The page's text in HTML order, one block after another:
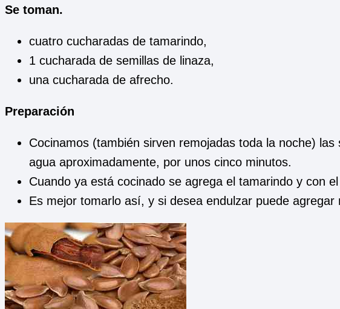
Se toman.
cuatro cucharadas de tamarindo,
1 cucharada de semillas de linaza,
una cucharada de afrecho.
Preparación
Cocinamos (también sirven remojadas toda la noche)
agua aproximadamente, por unos cinco minutos.
Cuando ya está cocinado se agrega el tamarindo y con
Es mejor tomarlo así, y si desea endulzar puede agregar